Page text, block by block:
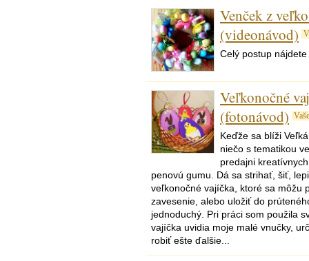
Venček z
(videonávod)
Celý postup
Veľkonočné
(fotonávod)
Vaše
Keďže sa blíži
niečo s tematikou
predajni
penovú gumu. Dá sa strihať, šiť,
veľkonočné vajíčka, ktoré sa môžu
zavesenie, alebo uložiť do
jednoduchý. Pri práci som použila
vajíčka uvidia moje malé vnučky,
robiť ešte ďalšie...